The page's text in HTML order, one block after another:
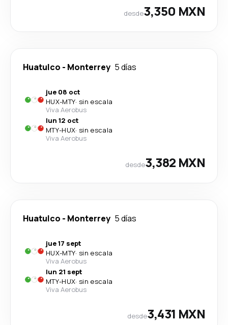
desde3,350 MXN
Huatulco - Monterrey 5 días
jue 08 oct
HUX-MTY· sin escala
Viva Aerobus
lun 12 oct
MTY-HUX· sin escala
Viva Aerobus
desde3,382 MXN
Huatulco - Monterrey 5 días
jue 17 sept
HUX-MTY· sin escala
Viva Aerobus
lun 21 sept
MTY-HUX· sin escala
Viva Aerobus
desde3,431 MXN